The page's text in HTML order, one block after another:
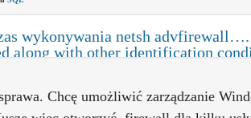
wykonywania netsh
along with other identification
Chcę umożliwić zarządzanie